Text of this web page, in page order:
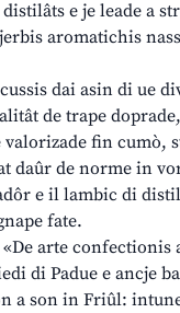
e je leade a
aromatichis
dai asin di ue
de trape
fin cumò,
daûr de norme in
e il lambic di
fate.
arte confectionis
di Padue e ancje
son in Friûl: